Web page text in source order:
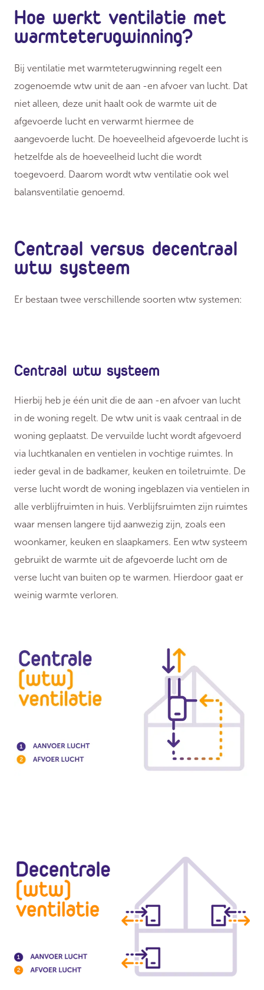
Hoe werkt ventilatie met
warmteterugwinning?
Bij ventilatie met warmteterugwinning regelt een
zogenoemde wtw unit de aan -en afvoer van lucht. Dat
niet alleen, deze unit haalt ook de warmte uit de
afgevoerde lucht en verwarmt hiermee de
aangevoerde lucht. De hoeveelheid afgevoerde lucht is
hetzelfde als de hoeveelheid lucht die wordt
toegevoerd. Daarom wordt wtw ventilatie ook wel
balansventilatie genoemd.
Centraal versus decentraal
wtw systeem
Er bestaan twee verschillende soorten wtw systemen:
Centraal wtw systeem
Hierbij heb je één unit die de aan -en afvoer van lucht
in de woning regelt. De wtw unit is vaak centraal in de
woning geplaatst. De vervuilde lucht wordt afgevoerd
via luchtkanalen en ventielen in vochtige ruimtes. In
ieder geval in de badkamer, keuken en toiletruimte. De
verse lucht wordt de woning ingeblazen via ventielen in
alle verblijfruimten in huis. Verblijfsruimten zijn ruimtes
waar mensen langere tijd aanwezig zijn, zoals een
woonkamer, keuken en slaapkamers. Een wtw systeem
gebruikt de warmte uit de afgevoerde lucht om de
verse lucht van buiten op te warmen. Hierdoor gaat er
weinig warmte verloren.